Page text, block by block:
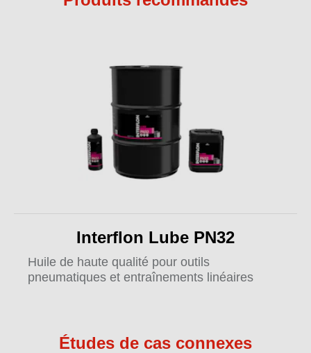
Interflon Lube PN32
Huile de haute qualité pour outils
pneumatiques et entraînements linéaires
Études de cas connexes